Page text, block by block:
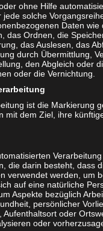
genommen.
|
ohne Hilfe
solche
Daten wie
das Ordnen, die
das Auslesen, das
durch Übermittlung,
den Abgleich oder
oder die Vernichtung.
ist die Markierung
mit dem Ziel, ihre
Verarbeitung
die darin besteht, dass
verwendet werden, um
auf eine natürliche
Aspekte bezüglich
persönlicher
Aufenthaltsort oder
oder